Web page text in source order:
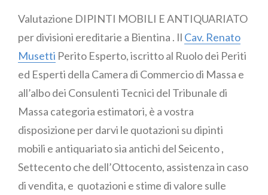
Valutazione DIPINTI MOBILI E ANTIQUARIATO
per divisioni ereditarie a Bientina . Il Cav. Renato
Musetti Perito Esperto, iscritto al Ruolo dei Periti
ed Esperti della Camera di Commercio di Massa e
all’albo dei Consulenti Tecnici del Tribunale di
Massa categoria estimatori, è a vostra
disposizione per darvi le quotazioni su dipinti
mobili e antiquariato sia antichi del Seicento ,
Settecento che dell’Ottocento, assistenza in caso
di vendita, e quotazioni e stime di valore sulle